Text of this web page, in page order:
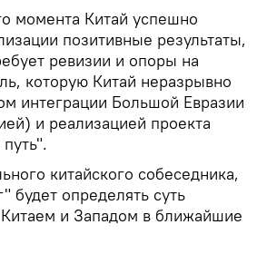
момента Китай успешно
позитивные результаты,
ревизии и опоры на
которую Китай неразрывно
интеграции Большой Евразии
и реализацией проекта
китайского собеседника,
будет определять суть
и Западом в ближайшие